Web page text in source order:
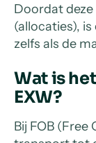
Doordat
(allocaties),
zelfs als de
Wat is
EXW?
Bij FOB